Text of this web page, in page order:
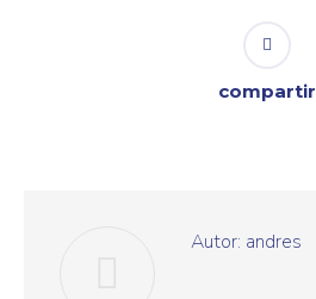
compartir
Autor: andres